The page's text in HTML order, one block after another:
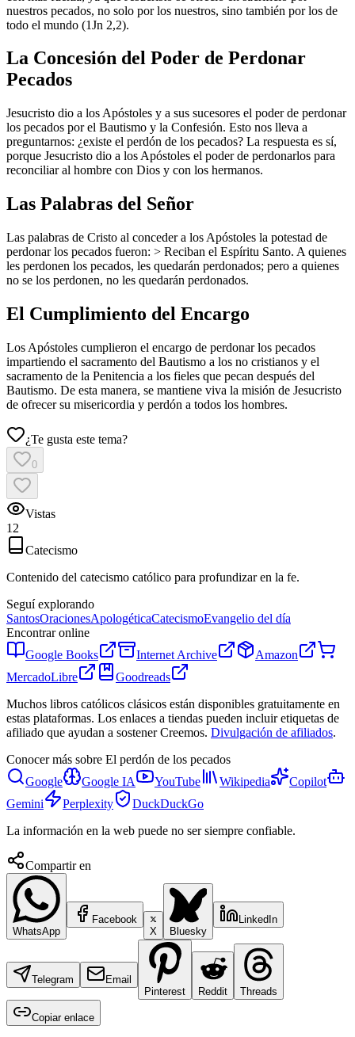
nuestros pecados, no solo por los nuestros, sino también por los de
todo el mundo (1Jn 2,2).
La Concesión del Poder de Perdonar
Pecados
Jesucristo dio a los Apóstoles y a sus sucesores el poder de perdonar
los pecados por el Bautismo y la Confesión. Esto nos lleva a
preguntarnos: ¿existe el perdón de los pecados? La respuesta es sí,
porque Jesucristo dio a los Apóstoles el poder de perdonarlos para
reconciliar al hombre con Dios y con los hermanos.
Las Palabras del Señor
Las palabras de Cristo al conceder a los Apóstoles la potestad de
perdonar los pecados fueron: > Reciban el Espíritu Santo. A quienes
les perdonen los pecados, les quedarán perdonados; pero a quienes
no se los perdonen, no les quedarán perdonados.
El Cumplimiento del Encargo
Los Apóstoles cumplieron el encargo de perdonar los pecados
impartiendo el sacramento del Bautismo a los no cristianos y el
sacramento de la Penitencia a los fieles que pecan después del
Bautismo. De esta manera, se mantiene viva la misión de Jesucristo
de ofrecer su misericordia y perdón a todos los hombres.
¿Te gusta este tema?
0
Vistas
12
Catecismo
Contenido del catecismo católico para profundizar en la fe.
Seguí explorando
SantosOracionesApologéticaCatecismoEvangelio del día
Encontrar online
Google Books
Internet Archive
Amazon
MercadoLibre
Goodreads
Muchos libros católicos clásicos están disponibles gratuitamente en
estas plataformas. Los enlaces a tiendas pueden incluir etiquetas de
afiliado que ayudan a sostener Creemos. Divulgación de afiliados.
Conocer más sobre El perdón de los pecados
Google
Google IA YouTube Wikipedia
Copilot
Gemini
Perplexity
DuckDuckGo
La información en la web puede no ser siempre confiable.
Compartir en
WhatsApp
Facebook
X
Bluesky
LinkedIn
Telegram
Email
Pinterest
Reddit Threads
Copiar enlace